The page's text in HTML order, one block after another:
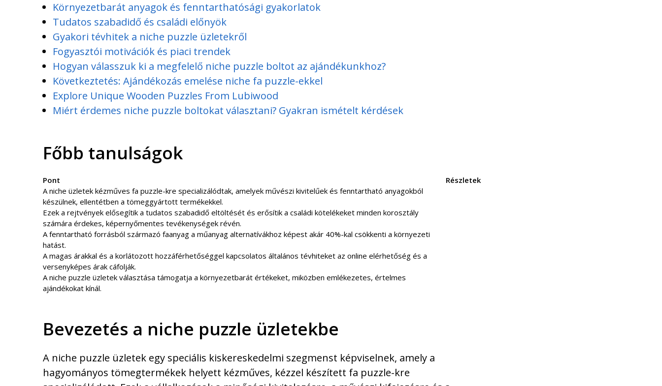
Környezetbarát anyagok és fenntarthatósági gyakorlatok
Tudatos szabadidő és családi előnyök
Gyakori tévhitek a niche puzzle üzletekről
Fogyasztói motivációk és piaci trendek
Hogyan válasszuk ki a megfelelő niche puzzle boltot az ajándékunkhoz?
Következtetés: Ajándékozás emelése niche fa puzzle-ekkel
Explore Unique Wooden Puzzles From Lubiwood
Miért érdemes niche puzzle boltokat választani? Gyakran ismételt kérdések
Főbb tanulságok
Pont
Részletek
A niche üzletek kézműves fa puzzle-kre specializálódtak, amelyek művészi kivitelűek és fenntartható anyagokból
készülnek, ellentétben a tömeggyártott termékekkel.
Ezek a rejtvények elősegítik a tudatos szabadidő eltöltését és erősítik a családi kötelékeket minden korosztály
számára érdekes, képernyőmentes tevékenységek révén.
A fenntartható forrásból származó faanyag a műanyag alternatívákhoz képest akár 40%-kal csökkenti a környezeti
hatást.
A magas árakkal és a korlátozott hozzáférhetőséggel kapcsolatos általános tévhiteket az online elérhetőség és a
versenyképes árak cáfolják.
A niche puzzle üzletek választása támogatja a környezetbarát értékeket, miközben emlékezetes, értelmes
ajándékokat kínál.
Bevezetés a niche puzzle üzletekbe
A niche puzzle üzletek egy speciális kiskereskedelmi szegmenst képviselnek, amely a
hagyományos tömegtermékek helyett kézműves, kézzel készített fa puzzle-kre